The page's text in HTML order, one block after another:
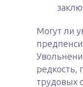
Могут ли
редкость,
трудовых